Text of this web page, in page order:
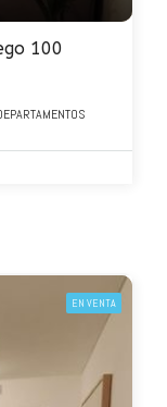
100
EN VENTA